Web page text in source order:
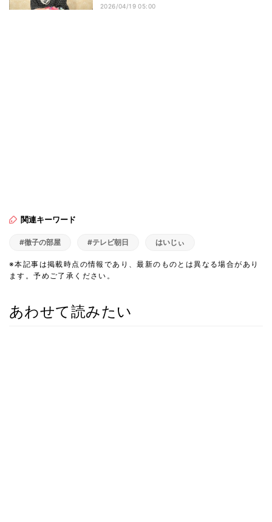
2026/04/19 05:00
関連キーワード
#徹子の部屋 #テレビ朝日 はいじぃ
※本記事は掲載時点の情報であり、最新のものとは異なる場合があり
ます。予めご了承ください。
あわせて読みたい